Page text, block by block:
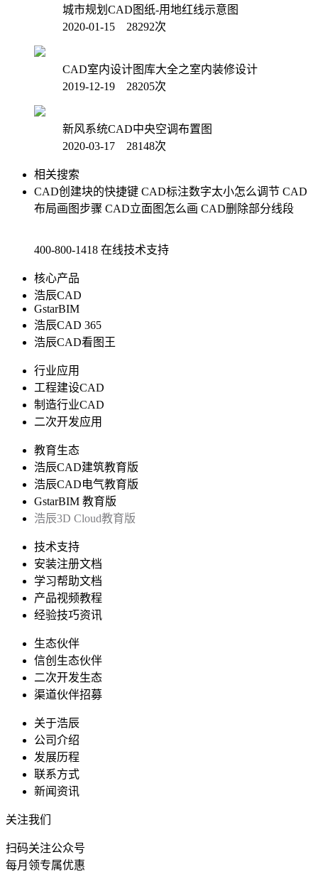
城市规划CAD图纸-用地红线示意图
2020-01-15 28292次
CAD室内设计图库大全之室内装修设计
2019-12-19 28205次
新风系统CAD中央空调布置图
2020-03-17 28148次
相关搜索
CAD创建块的快捷键 CAD标注数字太小怎么调节 CAD
布局画图步骤 CAD立面图怎么画 CAD删除部分线段
400-800-1418 在线技术支持
核心产品
浩辰CAD
GstarBIM
浩辰CAD 365
浩辰CAD看图王
行业应用
工程建设CAD
制造行业CAD
二次开发应用
教育生态
浩辰CAD建筑教育版
浩辰CAD电气教育版
GstarBIM 教育版
浩辰3D Cloud教育版
技术支持
安装注册文档
学习帮助文档
产品视频教程
经验技巧资讯
生态伙伴
信创生态伙伴
二次开发生态
渠道伙伴招募
关于浩辰
公司介绍
发展历程
联系方式
新闻资讯
关注我们
扫码关注公众号
每月领专属优惠